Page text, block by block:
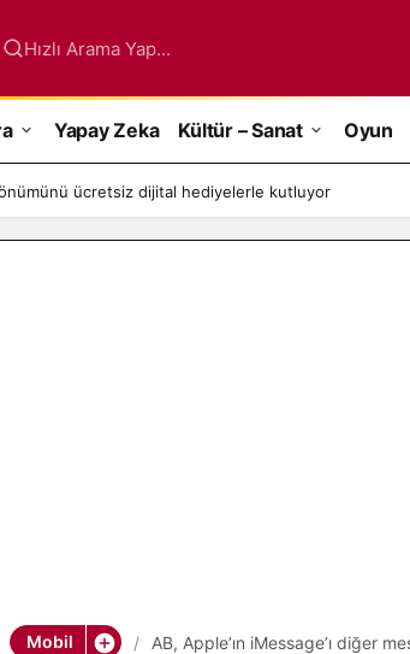
Hızlı Arama Yap...
Yapay Zeka Kültür – Sanat Oyun
ücretsiz dijital hediyelerle kutluyor
Mobil
AB, Apple’ın iMessage’ı diğer